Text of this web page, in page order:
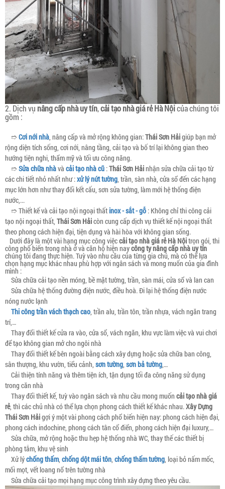
2. Dịch vụ nâng cấp nhà uy tín,cải tạo nhà giá rẻ Hà Nộicủa chúng tôi
gồm :
➱ Cơi nới nhà, nâng cấp và mở rộng không gian:Thái Sơn Hảigiúp bạn mở
rộng diện tích sống, cơi nới, nâng tầng, cải tạo và bố trí lại không gian theo
hướng tiện nghi, thẩm mỹ và tối ưu công năng.
➱ Sửa chữa nhàvà cải tạo nhà cũ :Thái Sơn Hảinhận sửa chữa cải tạo từ
các chi tiết nhỏ nhất như :xử lý nứt tường, trần, sàn nhà, cửa sổ đến các hạng
mục lớn hơn như thay đổi kết cấu, sơn sửa tường, làm mới hệ thống điện
nước,...
➱ Thiết kế và cải tạo nội ngoại thấtinox - sắt - gỗ : Không chỉ thi công cải
tạo nội ngoại thất, Thái Sơn Hảicòn cung cấp dịch vụ thiết kế nội ngoại thất
theo phong cách hiện đại, tiện dụng và hài hòa với không gian sống.
Dưới đây là một vài hạng mục công việccải tạo nhà giá rẻ Hà Nộitrọn gói, thi
công phổ biến trong nhà ở và căn hộ hiện naycông ty nâng cấp nhà uy tín
chúng tôi đang thực hiện. Tuỳ vào nhu cầu của từng gia chủ, mà có thể lựa
chọn hạng mục khác nhau phù hợp với ngân sách và mong muốn của gia đình
mình :
Sửa chữa cải tạo nền móng, bề mặt tường, trần, sàn mái, cửa sổ và lan can
Sửa chữa hệ thống đường điện nước, điều hoà. Đi lại hệ thống điện nước
nóng nước lạnh
Thi công trầnváchthạch cao, trần alu, trần tôn, trần nhựa, vách ngăn trang
trí,…
Thay đổi thiết kế cửa ra vào, cửa sổ, vách ngăn, khu vực làm việc và vui chơi
để tạo không gian mở cho ngôi nhà
Thay đổi thiết kế bên ngoài bằng cách xây dựng hoặc sửa chữa ban công,
sân thượng, khu vườn, tiểu cảnh, sơn tường, sơn bả tường,…
Cải thiện tính năng và thêm tiện ích, tận dụng tối đa công năng sử dụng
trong căn nhà
Thay đổi thiết kế, tuỳ vào ngân sách và nhu cầu mong muốn cải tạo nhà giá
rẻ, thì các chủ nhà có thể lựa chọn phong cách thiết kế khác nhau.Xây Dựng
Thái Sơn Hảigợi ý một vài phong cách phổ biến hiện nay: phong cách hiện đại,
phong cách indochine, phong cách tân cổ điển, phong cách hiện đại luxury,…
Sửa chữa, mở rộng hoặc thu hẹp hệ thống nhà WC, thay thế các thiết bị
phòng tắm, khu vệ sinh
Xử lýchống thấm, chống dột mái tôn, chống thấm tường, loại bỏ nấm mốc,
mối mọt, vết loang nổ trên tường nhà
Sửa chữa cải tạo mọi hạng mục công trình xây dựng theo yêu cầu.